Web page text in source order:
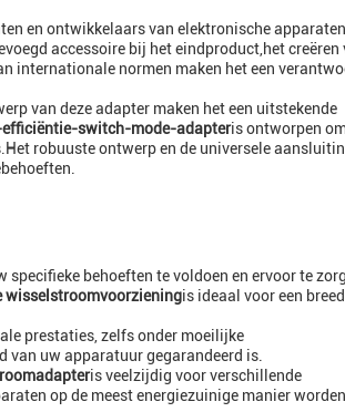
en ontwikkelaars van elektronische apparaten.
accessoire bij het eindproduct,het creëren
internationale normen maken het een
van deze adapter maken het een uitstekende
efficiëntie-switch-mode-adapteris ontworpen
robuuste ontwerp en de universele
behoeften te voldoen en ervoor te
wisselstroomvoorzieningis ideaal voor een breed
prestaties, zelfs onder moeilijke
uw apparatuur gegarandeerd is.
is veelzijdig voor verschillende
op de meest energiezuinige manier worden